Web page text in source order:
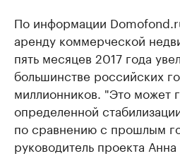
По информации
аренду коммерческой
пять месяцев 2017 года
большинстве российских
миллионников. "Это может
определенной
по сравнению с прошлым
руководитель проекта Анна